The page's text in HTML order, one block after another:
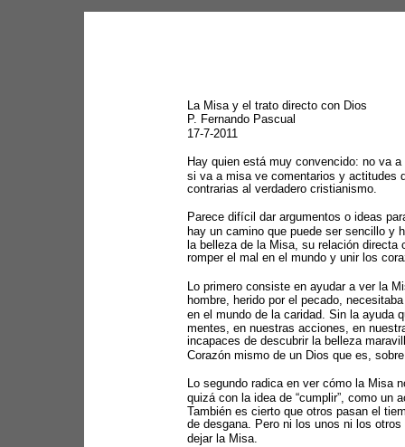
La Misa y el trato directo con Dios
P. Fernando Pascual
17-7-2011
Hay quien está muy convencido: no va
si va a misa ve comentarios y actitudes
contrarias al verdadero cristianismo.
Parece difícil dar argumentos o ideas
hay un camino que puede ser sencillo y
la belleza de la Misa, su relación directa
romper el mal en el mundo y unir los
Lo primero consiste en ayudar a ver la
hombre, herido por el pecado,
en el mundo de la caridad. Sin la ayuda
mentes, en nuestras acciones, en
incapaces de descubrir la belleza
Corazón mismo de un Dios que es,
Lo segundo radica en ver cómo la
quizá con la idea de “cumplir”, como
También es cierto que otros pasan el
de desgana. Pero ni los unos ni los
dejar la Misa.